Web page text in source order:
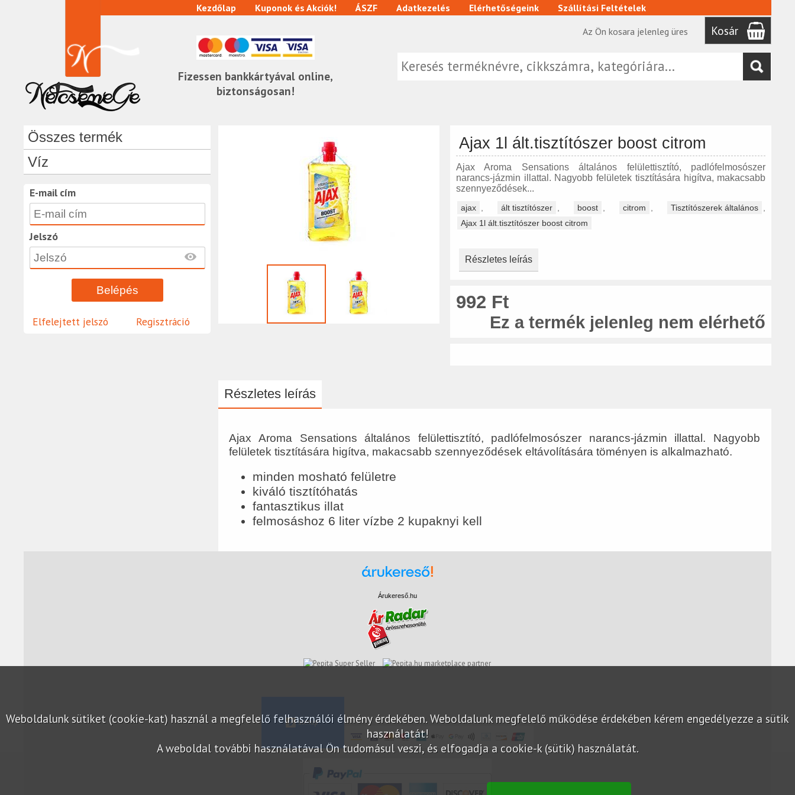
Fizessen bankkártyával online,
biztonságosan!
Kezdőlap Kuponok és Akciók! ÁSZF Adatkezelés Elérhetőségeink
Szállítási Feltételek
Az Ön kosara jelenleg üres
Kosár
Összes termék
Víz
E-mail cím
Jelszó
Elfelejtett jelszó Regisztráció
Ajax 1l ált.tisztítószer boost citrom
Ajax Aroma Sensations általános felülettisztító, padlófelmosószer
narancs-jázmin illattal. Nagyobb felületek tisztítására higítva, makacsabb
szennyeződések...
ajax ált tisztítószer boost citrom Tisztítószerek általános
Ajax 1l ált.tisztítószer boost citrom
Részletes leírás
992 Ft
Ez a termék jelenleg nem elérhető
Részletes leírás
Ajax Aroma Sensations általános felülettisztító, padlófelmosószer narancs-jázmin illattal. Nagyobb
felületek tisztítására higítva, makacsabb szennyeződések eltávolítására töményen is alkalmazható.
minden mosható felületre
kiváló tisztítóhatás
fantasztikus illat
felmosáshoz 6 liter vízbe 2 kupaknyi kell
Weboldalunk sütiket (cookie-kat) használ a megfelelő felhasználói élmény érdekében. Weboldalunk megfelelő működése érdekében kérem engedélyezze a sütik
használatát!
A weboldal további használatával Ön tudomásul veszi, és elfogadja a cookie-k (sütik) használatát.
Árukereső.hu
marketplace partner